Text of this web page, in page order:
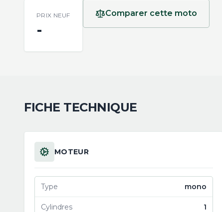
PRIX NEUF
-
Comparer cette moto
FICHE TECHNIQUE
MOTEUR
Type mono
Cylindres 1